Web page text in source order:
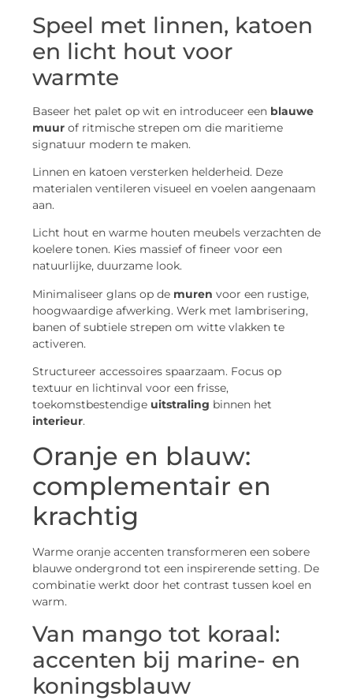
Speel met linnen, katoen
en licht hout voor
warmte
Baseer het palet op wit en introduceer een blauwe
muur of ritmische strepen om die maritieme
signatuur modern te maken.
Linnen en katoen versterken helderheid. Deze
materialen ventileren visueel en voelen aangenaam
aan.
Licht hout en warme houten meubels verzachten de
koelere tonen. Kies massief of fineer voor een
natuurlijke, duurzame look.
Minimaliseer glans op de muren voor een rustige,
hoogwaardige afwerking. Werk met lambrisering,
banen of subtiele strepen om witte vlakken te
activeren.
Structureer accessoires spaarzaam. Focus op
textuur en lichtinval voor een frisse,
toekomstbestendige uitstraling binnen het
interieur.
Oranje en blauw:
complementair en
krachtig
Warme oranje accenten transformeren een sobere
blauwe ondergrond tot een inspirerende setting. De
combinatie werkt door het contrast tussen koel en
warm.
Van mango tot koraal:
accenten bij marine- en
koningsblauw